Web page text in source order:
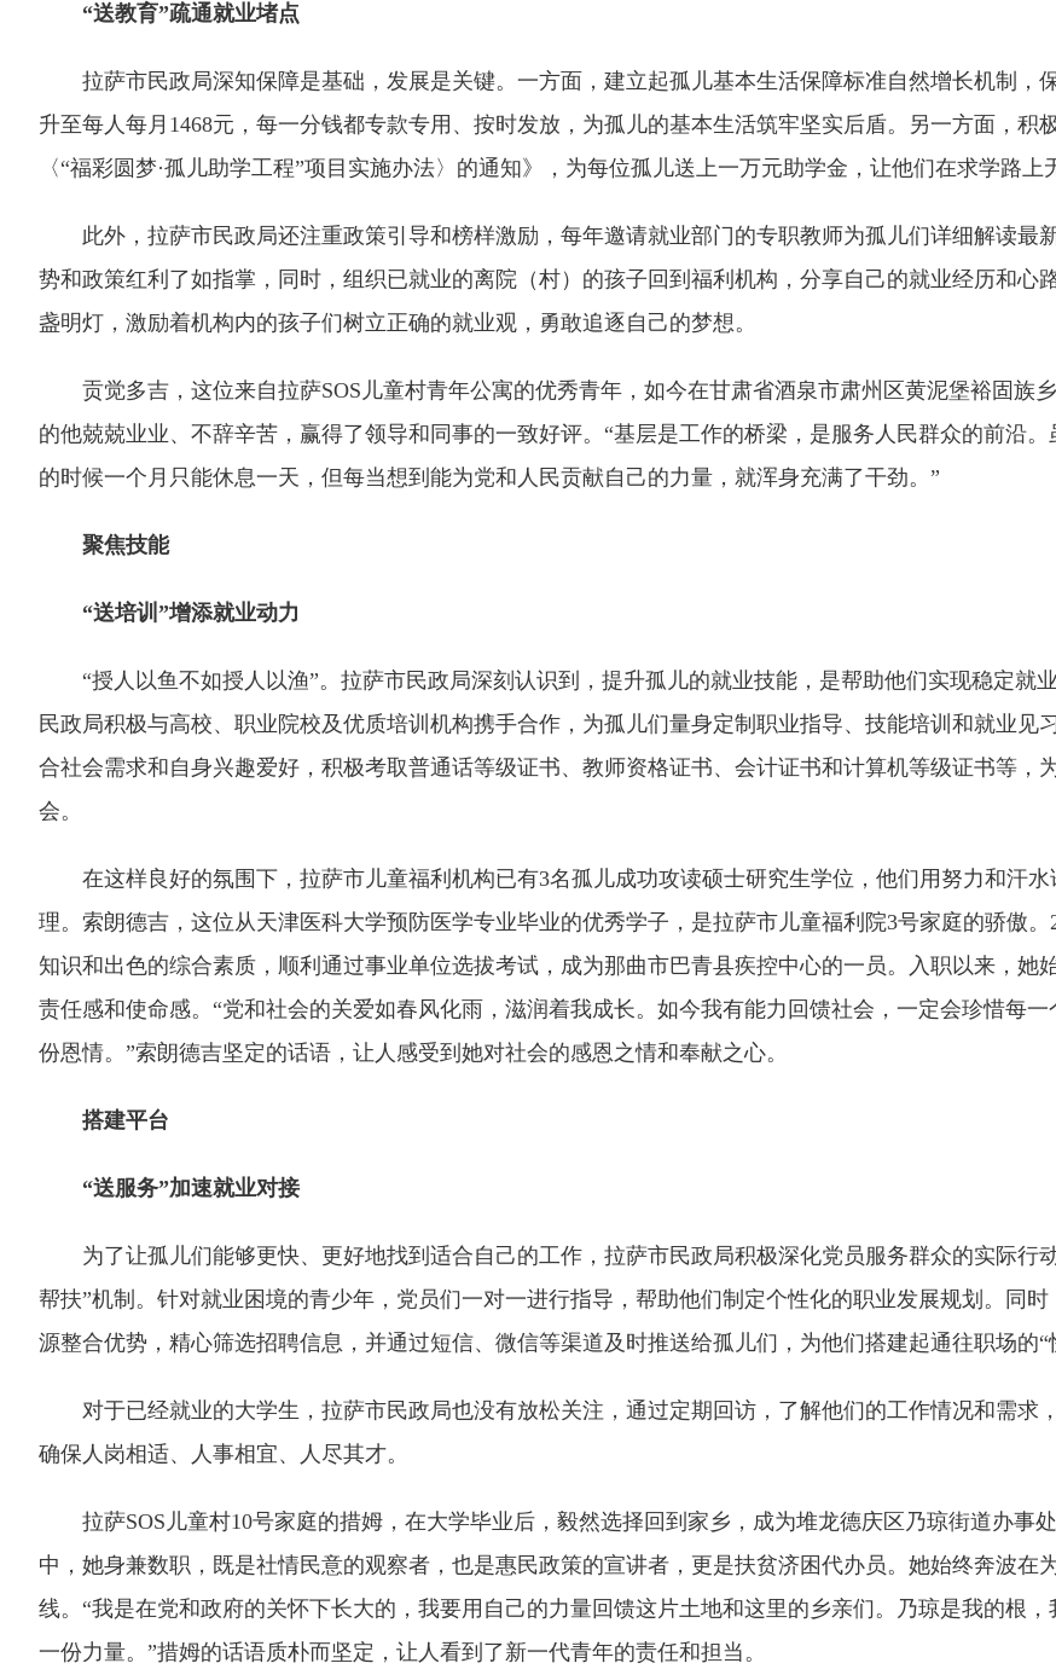
“送教育”疏通就业堵点
拉萨市民政局深知保障是基础，发展是关键。一方面，建立起孤儿基本生活保障标准自然增长机制，
升至每人每月1468元，每一分钱都专款专用、按时发放，为孤儿的基本生活筑牢坚实后盾。另一方面，积
〈“福彩圆梦·孤儿助学工程”项目实施办法〉的通知》，为每位孤儿送上一万元助学金，让他们在求学路上
此外，拉萨市民政局还注重政策引导和榜样激励，每年邀请就业部门的专职教师为孤儿们详细解读最
势和政策红利了如指掌，同时，组织已就业的离院（村）的孩子回到福利机构，分享自己的就业经历和心
盏明灯，激励着机构内的孩子们树立正确的就业观，勇敢追逐自己的梦想。
贡觉多吉，这位来自拉萨SOS儿童村青年公寓的优秀青年，如今在甘肃省酒泉市肃州区黄泥堡裕固族
的他兢兢业业、不辞辛苦，赢得了领导和同事的一致好评。“基层是工作的桥梁，是服务人民群众的前沿
的时候一个月只能休息一天，但每当想到能为党和人民贡献自己的力量，就浑身充满了干劲。”
聚焦技能
“送培训”增添就业动力
“授人以鱼不如授人以渔”。拉萨市民政局深刻认识到，提升孤儿的就业技能，是帮助他们实现稳定就
民政局积极与高校、职业院校及优质培训机构携手合作，为孤儿们量身定制职业指导、技能培训和就业见
合社会需求和自身兴趣爱好，积极考取普通话等级证书、教师资格证书、会计证书和计算机等级证书等，
会。
在这样良好的氛围下，拉萨市儿童福利机构已有3名孤儿成功攻读硕士研究生学位，他们用努力和汗水
理。索朗德吉，这位从天津医科大学预防医学专业毕业的优秀学子，是拉萨市儿童福利院3号家庭的骄傲。
知识和出色的综合素质，顺利通过事业单位选拔考试，成为那曲市巴青县疾控中心的一员。入职以来，她
责任感和使命感。“党和社会的关爱如春风化雨，滋润着我成长。如今我有能力回馈社会，一定会珍惜每
份恩情。”索朗德吉坚定的话语，让人感受到她对社会的感恩之情和奉献之心。
搭建平台
“送服务”加速就业对接
为了让孤儿们能够更快、更好地找到适合自己的工作，拉萨市民政局积极深化党员服务群众的实际行
帮扶”机制。针对就业困境的青少年，党员们一对一进行指导，帮助他们制定个性化的职业发展规划。同
源整合优势，精心筛选招聘信息，并通过短信、微信等渠道及时推送给孤儿们，为他们搭建起通往职场的“
对于已经就业的大学生，拉萨市民政局也没有放松关注，通过定期回访，了解他们的工作情况和需求
确保人岗相适、人事相宜、人尽其才。
拉萨SOS儿童村10号家庭的措姆，在大学毕业后，毅然选择回到家乡，成为堆龙德庆区乃琼街道办事
中，她身兼数职，既是社情民意的观察者，也是惠民政策的宣讲者，更是扶贫济困代办员。她始终奔波在
线。“我是在党和政府的关怀下长大的，我要用自己的力量回馈这片土地和这里的乡亲们。乃琼是我的根
一份力量。”措姆的话语质朴而坚定，让人看到了新一代青年的责任和担当。